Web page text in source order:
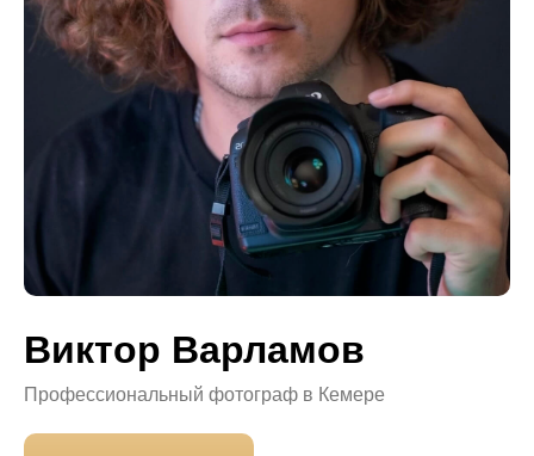
Виктор Варламов
Профессиональный фотограф в Кемере